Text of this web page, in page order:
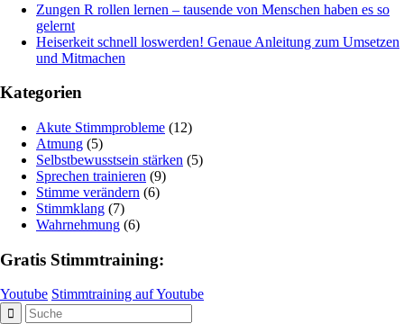
Zungen R rollen lernen – tausende von Menschen haben es so
gelernt
Heiserkeit schnell loswerden! Genaue Anleitung zum Umsetzen
und Mitmachen
Kategorien
Akute Stimmprobleme (12)
Atmung (5)
Selbstbewusstsein stärken (5)
Sprechen trainieren (9)
Stimme verändern (6)
Stimmklang (7)
Wahrnehmung (6)
Gratis Stimmtraining:
Youtube Stimmtraining auf Youtube